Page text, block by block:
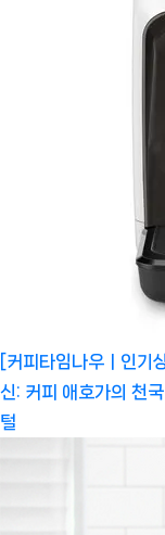
[커피타임나우ㅣ인기
신: 커피 애호가의 천
털